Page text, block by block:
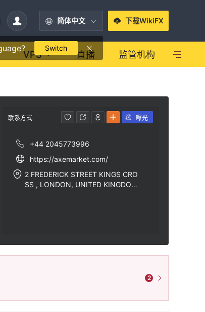
简体中文
Switch
下载WikiFX
VPS 直播 监管机构
联系方式
+44 2045773996
https://axemarket.com/
2 FREDERICK STREET KINGS CRO
SS , LONDON, UNITED KINGDOM,
曝光
2